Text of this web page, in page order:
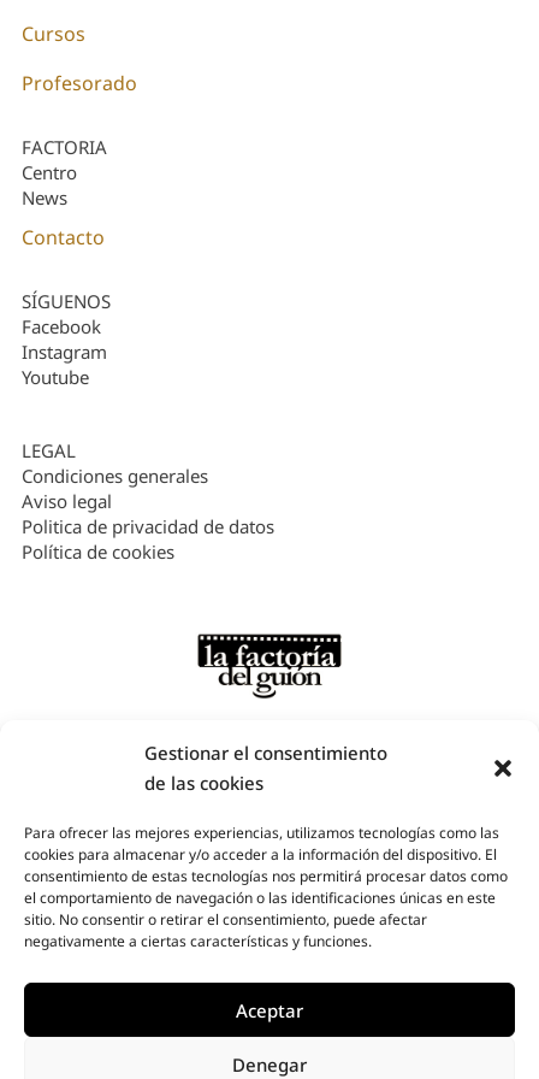
Gestionar el consentimiento
de las cookies
Para ofrecer las mejores experiencias, utilizamos tecnologías como las
cookies para almacenar y/o acceder a la información del dispositivo. El
consentimiento de estas tecnologías nos permitirá procesar datos como
el comportamiento de navegación o las identificaciones únicas en este
sitio. No consentir o retirar el consentimiento, puede afectar
negativamente a ciertas características y funciones.
Aceptar
Denegar
Cursos
Profesorado
FACTORIA
Centro
News
Contacto
SÍGUENOS
Facebook
Instagram
Youtube
LEGAL
Condiciones generales
Aviso legal
Politica de privacidad de datos
Política de cookies
Factoría del Guion – Plaza de Santa Ana, nº6, 4º, Madrid -
Teléfono: 910 253 215 / 685 89 83 29
all rights reserved © la factoría del guíon.webdesign :
espacio azul